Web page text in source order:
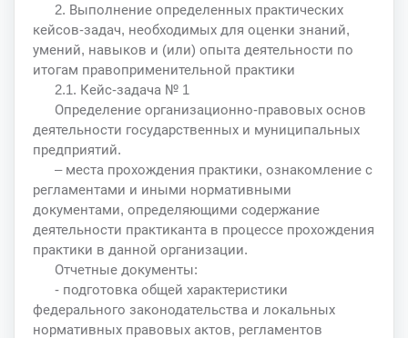
2. Выполнение определенных практических
кейсов-задач, необходимых для оценки знаний,
умений, навыков и (или) опыта деятельности по
итогам правоприменительной практики
2.1. Кейс-задача № 1
Определение организационно-правовых основ
деятельности государственных и муниципальных
предприятий.
– места прохождения практики, ознакомление с
регламентами и иными нормативными
документами, определяющими содержание
деятельности практиканта в процессе прохождения
практики в данной организации.
Отчетные документы:
- подготовка общей характеристики
федерального законодательства и локальных
нормативных правовых актов, регламентов